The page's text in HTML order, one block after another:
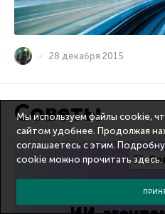
28 декабря 2015
Советы
Уроки из
Мы используем файлы cookie,
сайтом удобнее. Продолжая
соглашаетесь с этим.
cookie можно прочитатьздесь.